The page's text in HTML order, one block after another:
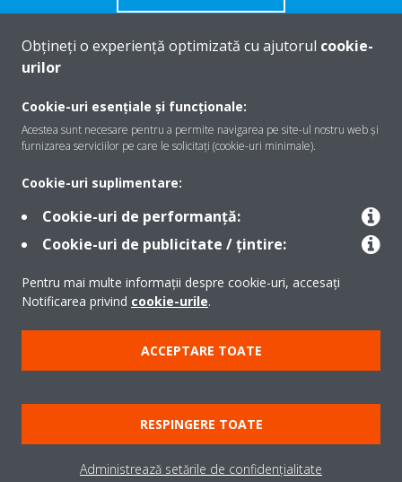
Despre Daikin
Contact
Produse
Copyright © Daikin
Notă legală
Cookie Notice
Politica de protecție a datelor
Etica corporativă
Termeni şi condiţii
Obțineți o experiență optimizată cu ajutorul cookie-
urilor
Cookie-uri esențiale și funcționale:
Acestea sunt necesare pentru a permite navigarea pe site-ul nostru web și
furnizarea serviciilor pe care le solicitați (cookie-uri minimale).
Cookie-uri suplimentare:
Cookie-uri de performanță:
Cookie-uri de publicitate / țintire:
Pentru mai multe informații despre cookie-uri, accesați
Notificarea privind cookie-urile.
ACCEPTARE TOATE
RESPINGERE TOATE
Administrează setările de confidențialitate